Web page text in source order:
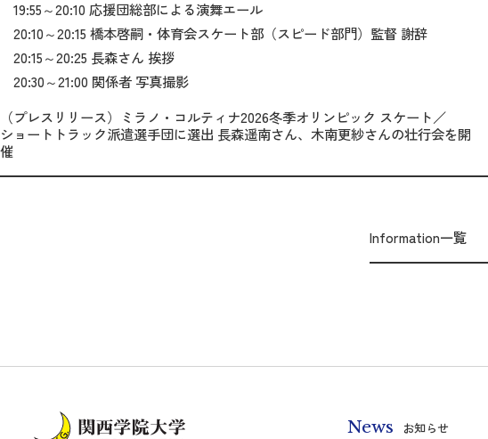
19:55～20:10 応援団総部による演舞エール
20:10～20:15 橋本啓嗣・体育会スケート部（スピード部門）監督 謝辞
20:15～20:25 長森さん 挨拶
20:30～21:00 関係者 写真撮影
（プレスリリース）ミラノ・コルティナ2026冬季オリンピック スケート／
ショートトラック派遣選手団に選出 長森遥南さん、木南更紗さんの壮行会を開
催
Information一覧
News お知らせ